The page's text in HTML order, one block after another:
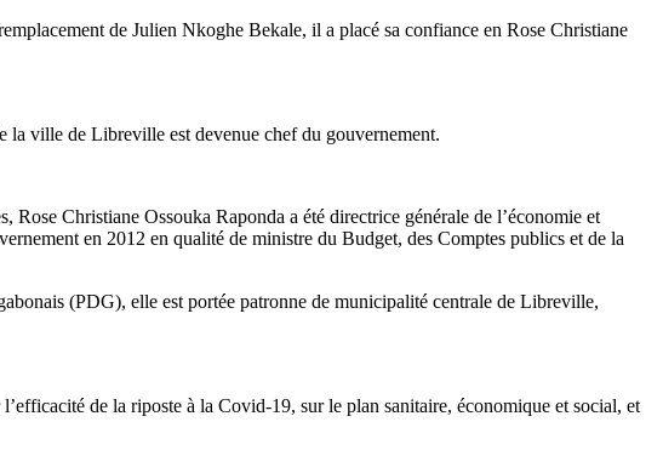
de Julien Nkoghe Bekale, il a placé sa confiance en Rose Christiane
la ville de Libreville est devenue chef du gouvernement.
Christiane Ossouka Raponda a été directrice générale de l’économie et
en 2012 en qualité de ministre du Budget, des Comptes publics et de la
(PDG), elle est portée patronne de municipalité centrale de Libreville,
de la riposte à la Covid-19, sur le plan sanitaire, économique et social, et